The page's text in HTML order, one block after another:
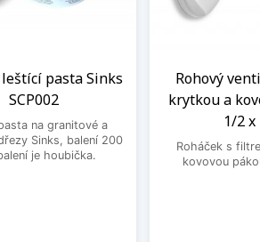
pasta Sinks
SCP002
na granitové a
Sinks, balení 200
je houbička.
Rohový
krytkou a
1/2 x
Roháček s
kovovou